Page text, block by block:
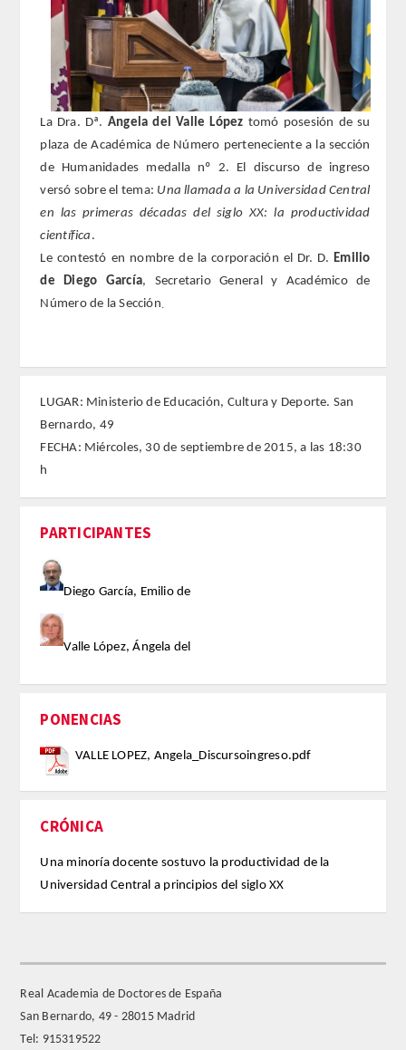
SECCIONES
TEOLOGÍA
HUMANIDADES
DERECHO
MEDICINA
CIENCIAS EXPERIMENTALES
FARMACIA
INGENIERíA
CORRESPONDIENTES
Nacionales
Extranjeros
HISTÓRICO DE ACADÉMICOS
NÚMERO
CORRESPONDIENTES
NACIONALES
EXTRANJEROS
La Dra. Dª. Angela del Valle López tomó posesión de su
plaza de Académica de Número perteneciente a la sección
de Humanidades medalla nº 2. El discurso de ingreso
versó sobre el tema: Una llamada a la Universidad Central
en las primeras décadas del siglo XX: la productividad
científica .
Le contestó en nombre de la corporación el Dr. D.Emilio
de Diego García, Secretario General y Académico de
Número de la Sección.
LUGAR: Ministerio de Educación, Cultura y Deporte. San
Bernardo, 49
FECHA: Miércoles, 30 de septiembre de 2015, a las 18:30
h
PARTICIPANTES
Diego García, Emilio de
Valle López, Ángela del
PONENCIAS
VALLE LOPEZ, Angela_Discursoingreso.pdf
CRÓNICA
Una minoría docente sostuvo la productividad de la
Universidad Central a principios del siglo XX
Real Academia de Doctores de España
San Bernardo, 49 - 28015 Madrid
Tel: 915319522